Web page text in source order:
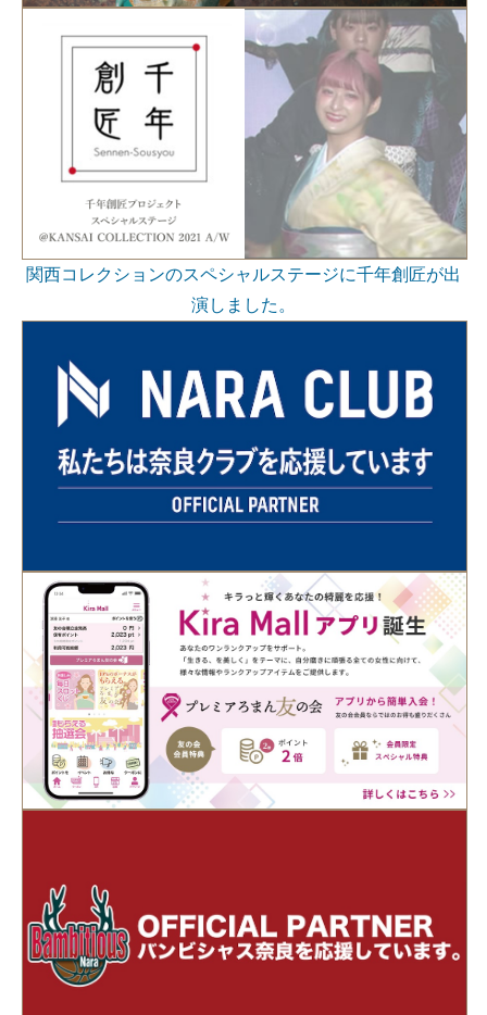
関西コレクションのスペシャルステージに千年創匠が出
演しました。